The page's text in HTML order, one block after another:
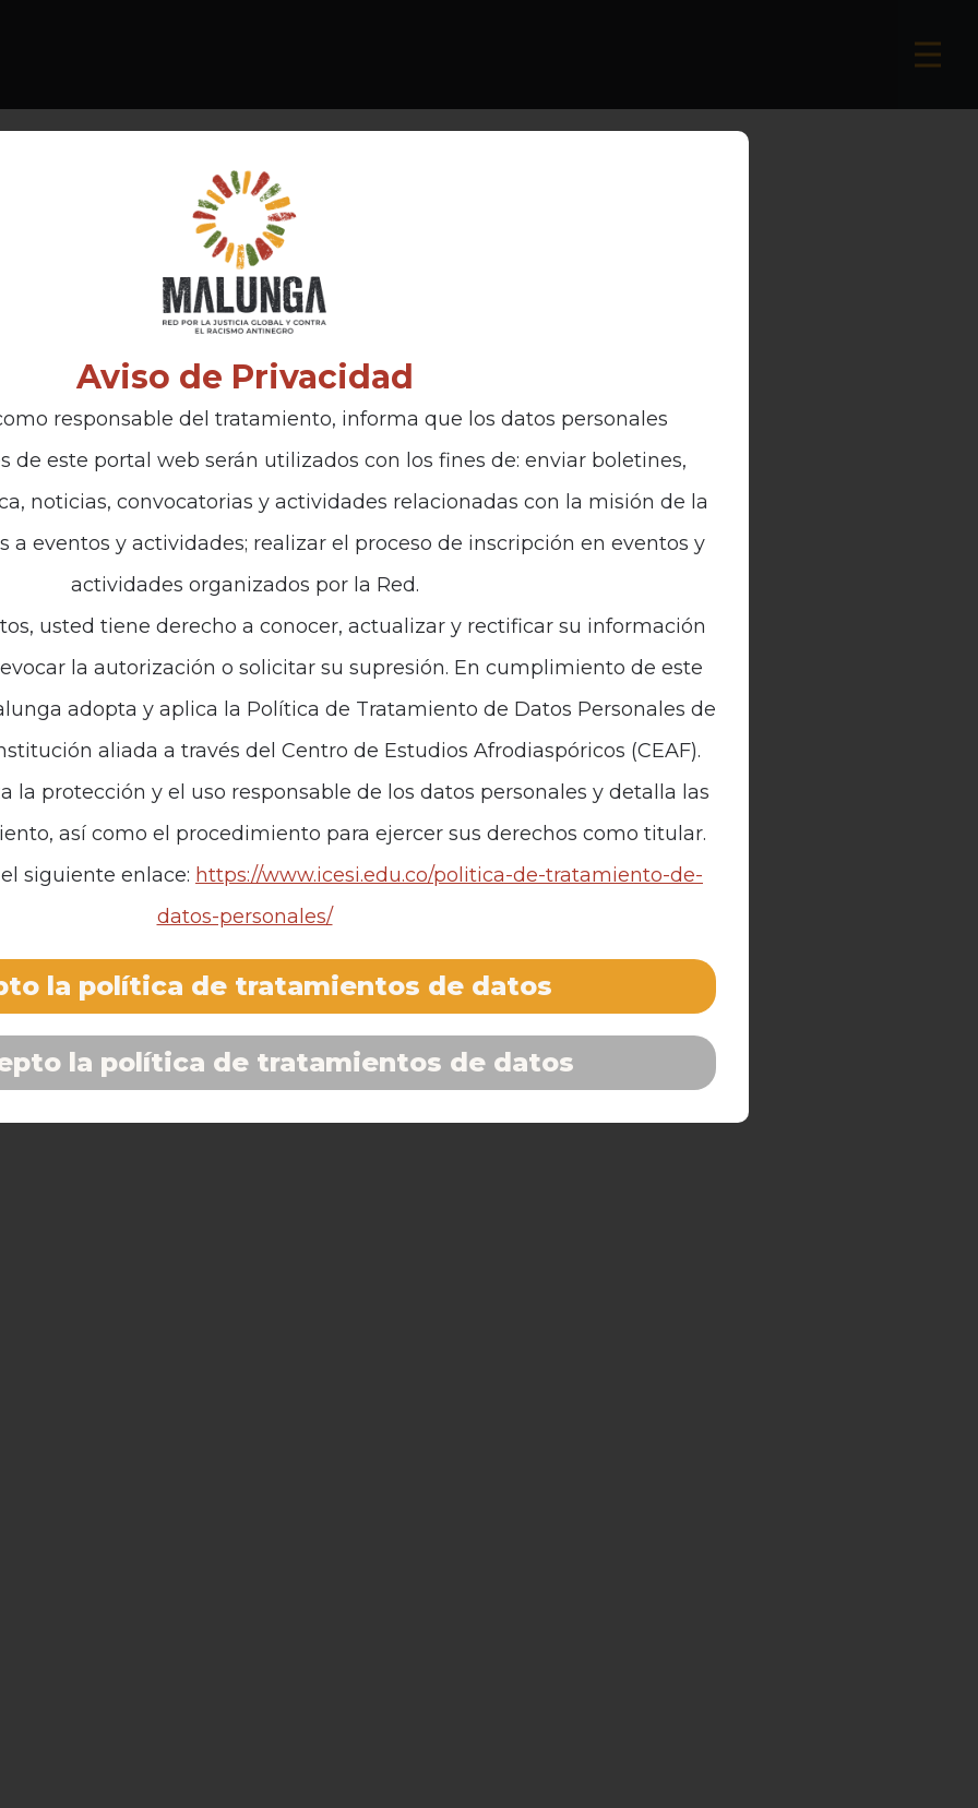
Aviso de Privacidad
responsable del tratamiento, informa que los datos personales
de este portal web serán utilizados con los fines de: enviar boletines,
noticias, convocatorias y actividades relacionadas con la misión de la
a eventos y actividades; realizar el proceso de inscripción en eventos y
actividades organizados por la Red.
usted tiene derecho a conocer, actualizar y rectificar su información
la autorización o solicitar su supresión. En cumplimiento de este
adopta y aplica la Política de Tratamiento de Datos Personales de
aliada a través del Centro de Estudios Afrodiaspóricos (CEAF).
la protección y el uso responsable de los datos personales y detalla las
así como el procedimiento para ejercer sus derechos como titular.
siguiente enlace: https://www.icesi.edu.co/politica-de-tratamiento-de-
datos-personales/
la política de tratamientos de datos
la política de tratamientos de datos